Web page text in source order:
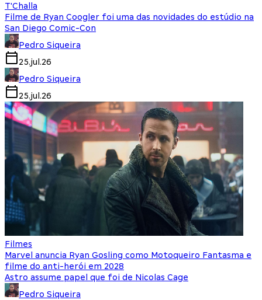
T'Challa
Filme de Ryan Coogler foi uma das novidades do estúdio na
San Diego Comic-Con
Pedro Siqueira
25.jul.26
Pedro Siqueira
25.jul.26
Filmes
Marvel anuncia Ryan Gosling como Motoqueiro Fantasma e
filme do anti-herói em 2028
Astro assume papel que foi de Nicolas Cage
Pedro Siqueira